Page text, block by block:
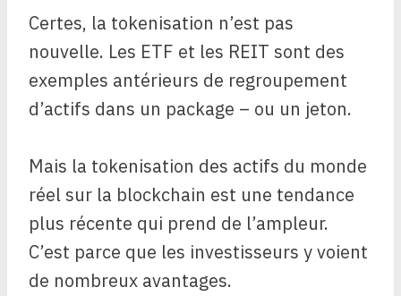
Certes, la tokenisation n’est pas
nouvelle. Les ETF et les REIT sont des
exemples antérieurs de regroupement
d’actifs dans un package – ou un jeton.
Mais la tokenisation des actifs du monde
réel sur la blockchain est une tendance
plus récente qui prend de l’ampleur.
C’est parce que les investisseurs y voient
de nombreux avantages.